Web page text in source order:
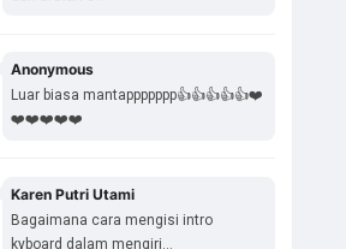
Anonymous
Luar biasa mantappppppp👍👍👍👍👍❤️
❤️❤️❤️❤️❤️
Karen Putri Utami
Bagaimana cara mengisi intro
kyboard dalam mengiri...